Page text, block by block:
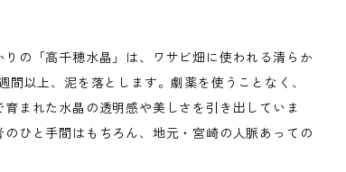
りの「高千穂水晶」は、ワサビ畑に使われる清らか
間以上、泥を落とします。劇薬を使うことなく、
育まれた水晶の透明感や美しさを引き出していま
のひと手間はもちろん、地元・宮崎の人脈あっての